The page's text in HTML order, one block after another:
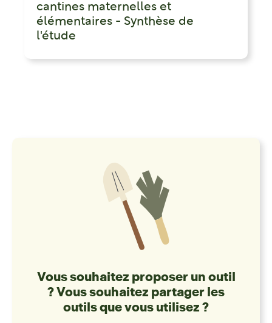
cantines maternelles et
élémentaires - Synthèse de
l'étude
Vous souhaitez proposer un outil
? Vous souhaitez partager les
outils que vous utilisez ?